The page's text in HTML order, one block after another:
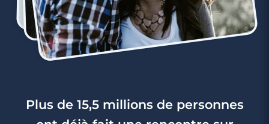
Plus de 15,5 millions de personnes